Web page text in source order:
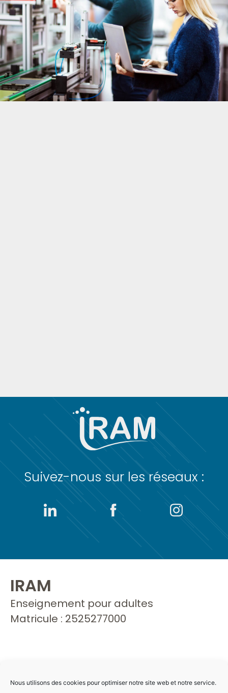
Nous utilisons des cookies pour optimiser notre site web et notre service.
Suivez-nous sur les réseaux :
IRAM
Enseignement pour adultes
Matricule : 2525277000